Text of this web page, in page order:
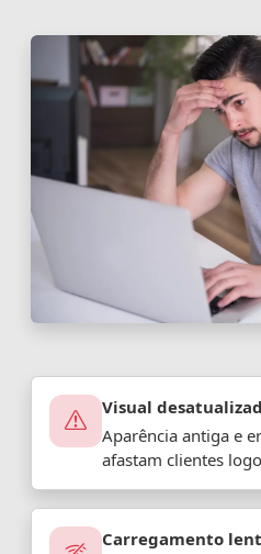
Visual
Aparência antiga e
afastam clientes
Carregamento